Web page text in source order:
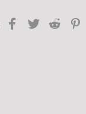
Facebook
TwitterReddit